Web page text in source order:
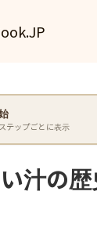
テップごとに表示
汁の